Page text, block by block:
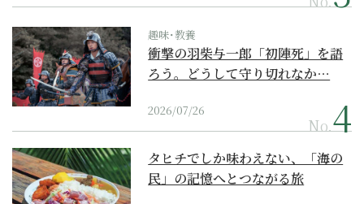
趣味･教養
衝撃の羽柴与一郎「初陣死」を語
ろう。どうして守り切れなか…
2026/07/26
No.
タヒチでしか味わえない、「海の
民」の記憶へとつながる旅